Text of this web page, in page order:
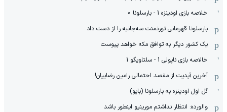
خلاصه بازی اودینزه 1 - بارسلونا 0
بارسلونا قهرمانی تورنمنت سه‌جانبه را از دست داد
یک کشور دیگر به توافق مکه خواهد پیوست
خالاصه بازی ناپولی 1 - سلتاویگو 1
آخرین آپدیت از مقصد احتمالی رامین رضاییان!
گل اول اودینزه به بارسلونا (بایو)
والورده: انتظار نداشتم مورینیو اینطور باشد